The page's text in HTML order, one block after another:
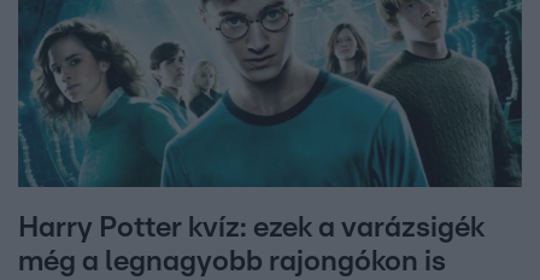
Harry Potter kvíz: ezek a varázsigék
még a legnagyobb rajongókon is